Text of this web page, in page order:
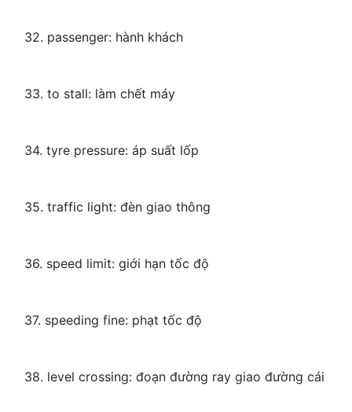
32. passenger: hành khách
33. to stall: làm chết máy
34. tyre pressure: áp suất lốp
35. traffic light: đèn giao thông
36. speed limit: giới hạn tốc độ
37. speeding fine: phạt tốc độ
38. level crossing: đoạn đường ray giao đường cái